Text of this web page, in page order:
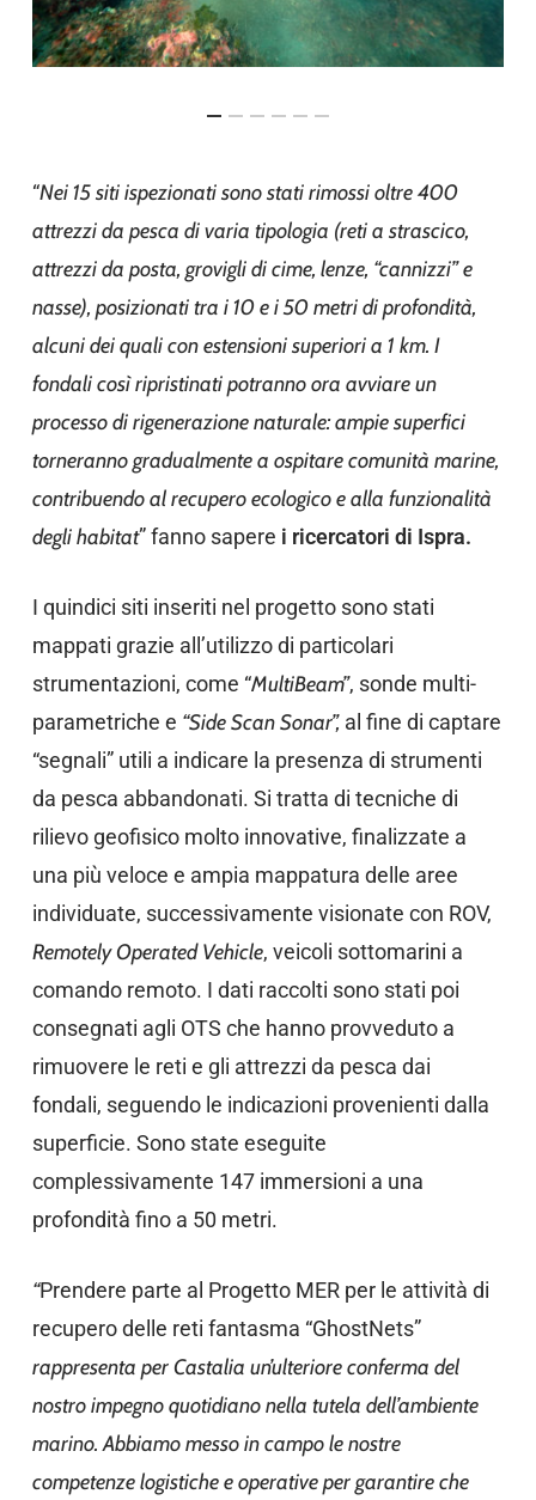
“Nei 15 siti ispezionati sono stati rimossi oltre 400
attrezzi da pesca di varia tipologia (reti a strascico,
attrezzi da posta, grovigli di cime, lenze, “cannizzi” e
nasse), posizionati tra i 10 e i 50 metri di profondità,
alcuni dei quali con estensioni superiori a 1 km. I
fondali così ripristinati potranno ora avviare un
processo di rigenerazione naturale: ampie superfici
torneranno gradualmente a ospitare comunità marine,
contribuendo al recupero ecologico e alla funzionalità
degli habitat” fanno sapere i ricercatori di Ispra.
I quindici siti inseriti nel progetto sono stati
mappati grazie all’utilizzo di particolari
strumentazioni, come “MultiBeam”, sonde multi-
parametriche e “Side Scan Sonar”,al fine di captare
“segnali” utili a indicare la presenza di strumenti
da pesca abbandonati. Si tratta di tecniche di
rilievo geofisico molto innovative, finalizzate a
una più veloce e ampia mappatura delle aree
individuate, successivamente visionate con ROV,
Remotely Operated Vehicle, veicoli sottomarini a
comando remoto. I dati raccolti sono stati poi
consegnati agli OTS che hanno provveduto a
rimuovere le reti e gli attrezzi da pesca dai
fondali, seguendo le indicazioni provenienti dalla
superficie. Sono state eseguite
complessivamente 147 immersioni a una
profondità fino a 50 metri.
“Prendere parte al Progetto MER per le attività di
recupero delle reti fantasma “GhostNets”
rappresenta per Castalia un’ulteriore conferma del
nostro impegno quotidiano nella tutela dell’ambiente
marino. Abbiamo messo in campo le nostre
competenze logistiche e operative per garantire che